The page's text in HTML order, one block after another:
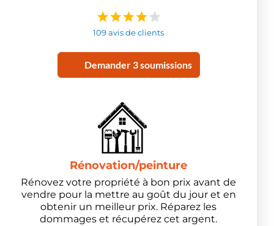
109 avis de clients
Demander 3 soumissions
Rénovation/peinture
Rénovez votre propriété à bon prix avant de
vendre pour la mettre au goût du jour et en
obtenir un meilleur prix. Réparez les
dommages et récupérez cet argent.